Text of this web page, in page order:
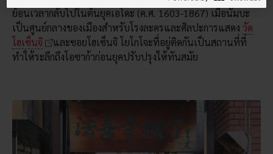
ย้อนเวลากลับไปในต้นยุคเอโดะ (ค.ศ. 1603-1867) เมื่อนัมบะ
เป็นศูนย์กลางของเมืองสำหรับโรงละครและศิลปะการแสดง วัด
โฮเซ็นจิ
และซอยโฮเซ็นจิ โยโกโจะที่อยู่ติดกันเป็นสถานที่ที่
ทำให้ระลึกถึงโอซาก้าก่อนยุคปรับปรุงให้ทันสมัย